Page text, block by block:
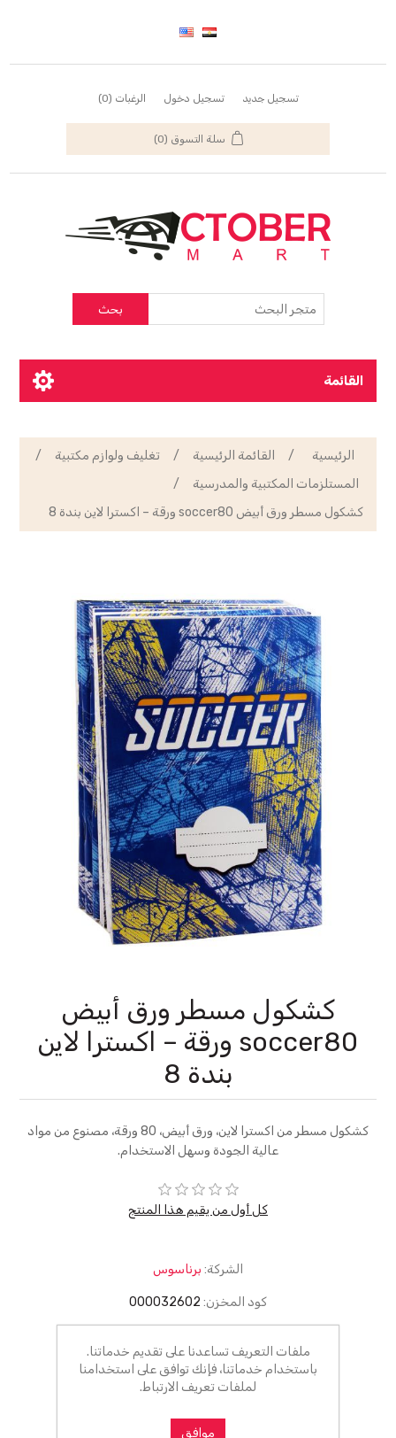
تسجيل جديد تسجيل دخول الرغبات (0)
سلة التسوق (0)
بحث
القائمة
الرئيسية / القائمة الرئيسية / تغليف ولوازم مكتبية
/
المستلزمات المكتبية والمدرسية
/
كشكول مسطر ورق أبيض soccer80 ورقة – اكسترا لاين بندة 8
كشكول مسطر ورق أبيض
soccer80 ورقة – اكسترا لاين
بندة 8
كشكول مسطر من اكسترا لاين، ورق أبيض، 80 ورقة، مصنوع من مواد
عالية الجودة وسهل الاستخدام.
كل أول من يقيم هذا المنتج
الشركة: برناسوس
كود المخزن: 000032602
أضف للسلة
الرجاء تحديد العنوان الذي تريد شحنه إلى
ملفات التعريف تساعدنا على تقديم خدماتنا.
باستخدام خدماتنا، فإنك توافق على استخدامنا
لملفات تعريف الارتباط.
موافق